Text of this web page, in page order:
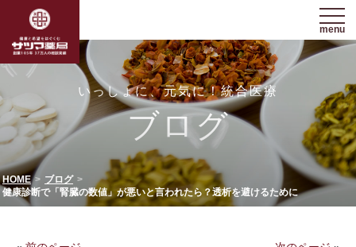
menu
いっしょに、元気に！統合医療
ブログ
HOME
ブログ
健康診断で「腎臓の数値」が悪いと言われたら？透析を避けるために